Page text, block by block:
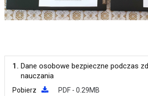
1. Dane osobowe bezpieczne podczas
nauczania
Pobierz PDF - 0.29MB